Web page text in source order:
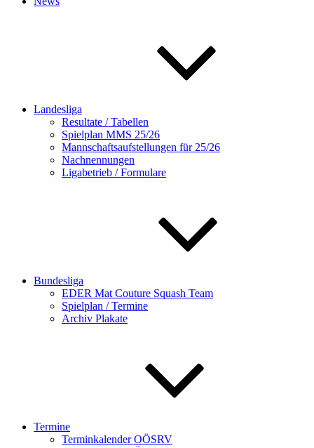
Landesliga
Resultate / Tabellen
Spielplan MMS 25/26
Mannschaftsaufstellungen für 25/26
Nachnennungen
Ligabetrieb / Formulare
Bundesliga
EDER Mat Couture Squash Team
Spielplan / Termine
Archiv Plakate
Termine
Terminkalender OÖSRV